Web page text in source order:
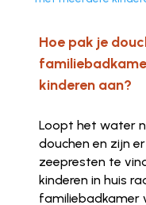
Hoe pak je
kinderen aan?
Loopt het water
douchen en zijn
zeepresten te
kinderen in huis
familiebadkamer